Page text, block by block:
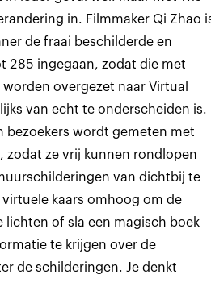
in. Filmmaker Qi Zhao
de fraai beschilderde en
285 ingegaan, zodat die met
overgezet naar Virtual
van echt te onderscheiden is.
bezoekers wordt gemeten met
zodat ze vrij kunnen rondlopen
van dichtbij te
virtuele kaars omhoog om de
lichten of sla een magisch boek
te krijgen over de
de schilderingen. Je denkt